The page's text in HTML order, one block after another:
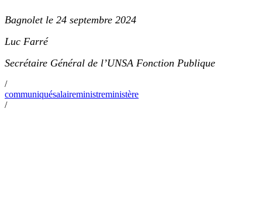
Bagnolet le 24 septembre 2024
Luc Farré
Secrétaire Général de l’UNSA Fonction Publique
/
communiquésalaireministreministère
/